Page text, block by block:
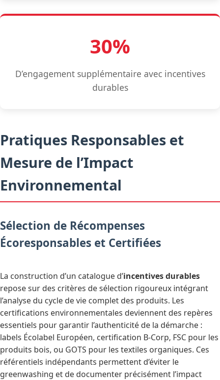
30%
D’engagement supplémentaire avec incentives
durables
Pratiques Responsables et
Mesure de l’Impact
Environnemental
Sélection de Récompenses
Écoresponsables et Certifiées
La construction d’un catalogue d’incentives durables
repose sur des critères de sélection rigoureux intégrant
l’analyse du cycle de vie complet des produits. Les
certifications environnementales deviennent des repères
essentiels pour garantir l’authenticité de la démarche :
labels Écolabel Européen, certification B-Corp, FSC pour les
produits bois, ou GOTS pour les textiles organiques. Ces
référentiels indépendants permettent d’éviter le
greenwashing et de documenter précisément l’impact